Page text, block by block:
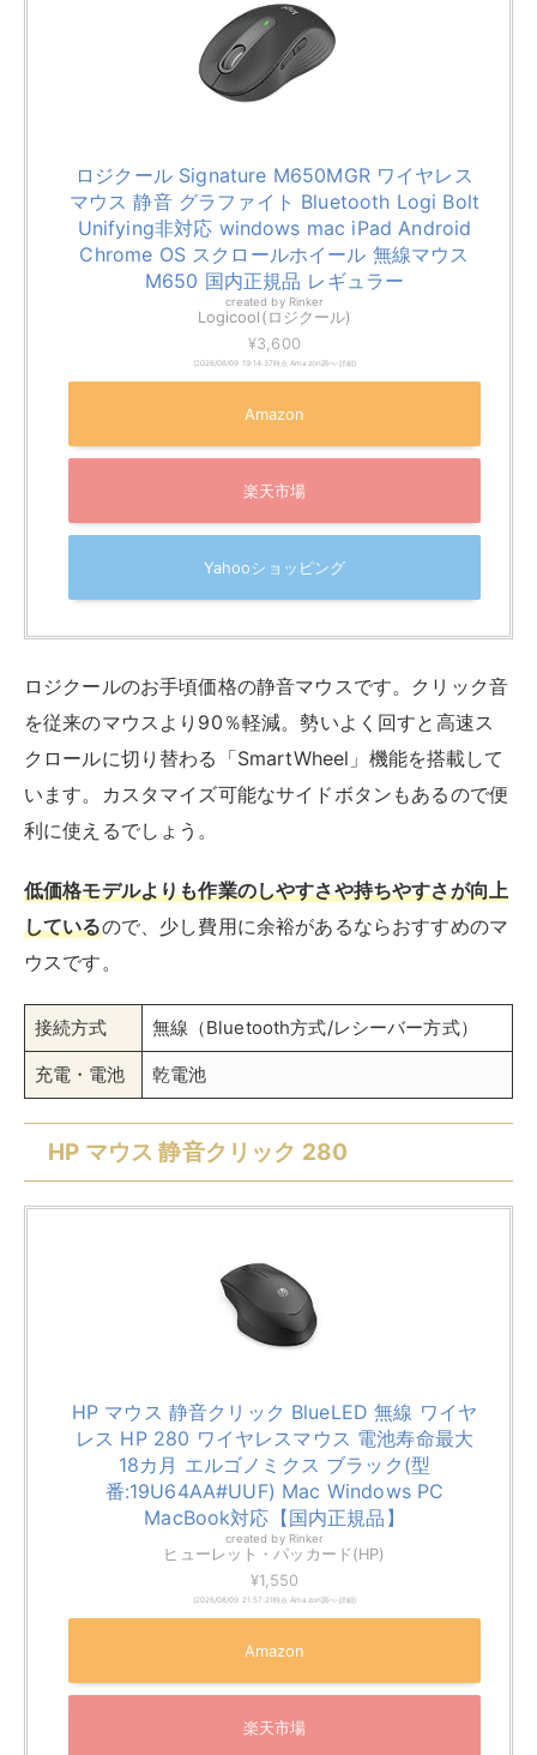
ロジクール Signature M650MGR ワイヤレス
マウス 静音 グラファイト Bluetooth Logi Bolt
Unifying非対応 windows mac iPad Android
Chrome OS スクロールホイール 無線マウス
M650 国内正規品 レギュラー
created by Rinker
Logicool(ロジクール)
¥3,600
(2026/08/09 19:14:37時点 Amazon調べ- 詳細)
Amazon
楽天市場
Yahooショッピング
ロジクールのお手頃価格の静音マウスです。クリック音
を従来のマウスより90％軽減。勢いよく回すと高速ス
クロールに切り替わる「SmartWheel」機能を搭載して
います。カスタマイズ可能なサイドボタンもあるので便
利に使えるでしょう。
低価格モデルよりも作業のしやすさや持ちやすさが向上
しているので、少し費用に余裕があるならおすすめのマ
ウスです。
接続方式 無線（Bluetooth方式/レシーバー方式）
充電・電池 乾電池
HP マウス 静音クリック 280
HP マウス 静音クリック BlueLED 無線 ワイヤ
レス HP 280 ワイヤレスマウス 電池寿命最大
18カ月 エルゴノミクス ブラック(型
番:19U64AA#UUF) Mac Windows PC
MacBook対応【国内正規品】
created by Rinker
ヒューレット・パッカード(HP)
¥1,550
(2026/08/09 21:57:21時点 Amazon調べ- 詳細)
Amazon
楽天市場